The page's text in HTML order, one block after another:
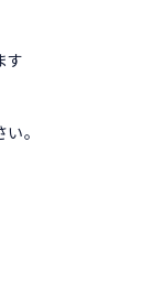
す
。